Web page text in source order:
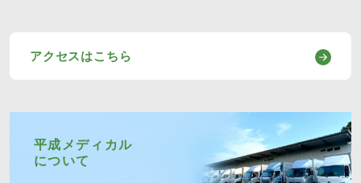
アクセスはこちら
平成メディカル
について